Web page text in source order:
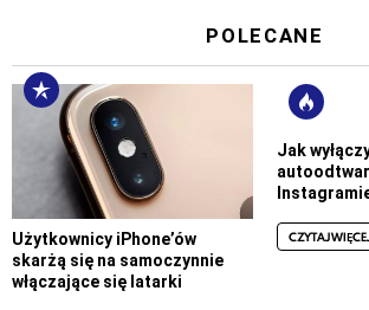
POLECANE
Użytkownicy iPhone’ów
skarżą się na samoczynnie
włączające się latarki
Jak
CZYTAJ